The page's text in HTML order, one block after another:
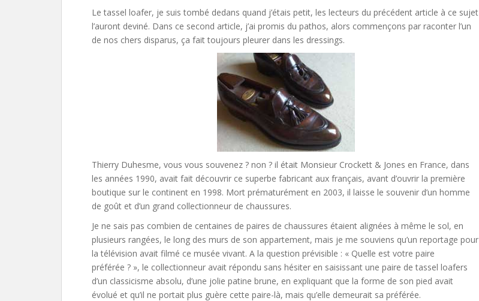
Le tassel loafer, je suis tombé dedans quand j’étais petit, les lecteurs du précédent article à ce sujet
l’auront deviné. Dans ce second article, j’ai promis du pathos, alors commençons par raconter l’un
de nos chers disparus, ça fait toujours pleurer dans les dressings.
Thierry Duhesme, vous vous souvenez ? non ? il était Monsieur Crockett & Jones en France, dans
les années 1990, avait fait découvrir ce superbe fabricant aux français, avant d’ouvrir la première
boutique sur le continent en 1998. Mort prématurément en 2003, il laisse le souvenir d’un homme
de goût et d’un grand collectionneur de chaussures.
Je ne sais pas combien de centaines de paires de chaussures étaient alignées à même le sol, en
plusieurs rangées, le long des murs de son appartement, mais je me souviens qu’un reportage pour
la télévision avait filmé ce musée vivant. A la question prévisible : « Quelle est votre paire
préférée ? », le collectionneur avait répondu sans hésiter en saisissant une paire de tassel loafers
d’un classicisme absolu, d’une jolie patine brune, en expliquant que la forme de son pied avait
évolué et qu’il ne portait plus guère cette paire-là, mais qu’elle demeurait sa préférée.